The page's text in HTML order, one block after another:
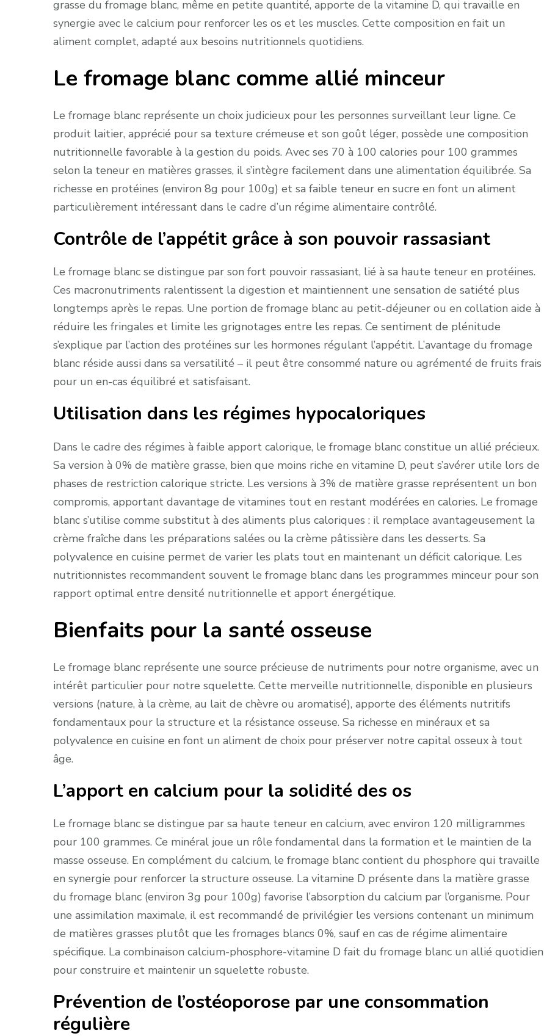
grasse du fromage blanc, même en petite quantité, apporte de la vitamine D, qui travaille en
synergie avec le calcium pour renforcer les os et les muscles. Cette composition en fait un
aliment complet, adapté aux besoins nutritionnels quotidiens.
Le fromage blanc comme allié minceur
Le fromage blanc représente un choix judicieux pour les personnes surveillant leur ligne. Ce
produit laitier, apprécié pour sa texture crémeuse et son goût léger, possède une composition
nutritionnelle favorable à la gestion du poids. Avec ses 70 à 100 calories pour 100 grammes
selon la teneur en matières grasses, il s’intègre facilement dans une alimentation équilibrée. Sa
richesse en protéines (environ 8g pour 100g) et sa faible teneur en sucre en font un aliment
particulièrement intéressant dans le cadre d’un régime alimentaire contrôlé.
Contrôle de l’appétit grâce à son pouvoir rassasiant
Le fromage blanc se distingue par son fort pouvoir rassasiant, lié à sa haute teneur en protéines.
Ces macronutriments ralentissent la digestion et maintiennent une sensation de satiété plus
longtemps après le repas. Une portion de fromage blanc au petit-déjeuner ou en collation aide à
réduire les fringales et limite les grignotages entre les repas. Ce sentiment de plénitude
s’explique par l’action des protéines sur les hormones régulant l’appétit. L’avantage du fromage
blanc réside aussi dans sa versatilité – il peut être consommé nature ou agrémenté de fruits frais
pour un en-cas équilibré et satisfaisant.
Utilisation dans les régimes hypocaloriques
Dans le cadre des régimes à faible apport calorique, le fromage blanc constitue un allié précieux.
Sa version à 0% de matière grasse, bien que moins riche en vitamine D, peut s’avérer utile lors de
phases de restriction calorique stricte. Les versions à 3% de matière grasse représentent un bon
compromis, apportant davantage de vitamines tout en restant modérées en calories. Le fromage
blanc s’utilise comme substitut à des aliments plus caloriques : il remplace avantageusement la
crème fraîche dans les préparations salées ou la crème pâtissière dans les desserts. Sa
polyvalence en cuisine permet de varier les plats tout en maintenant un déficit calorique. Les
nutritionnistes recommandent souvent le fromage blanc dans les programmes minceur pour son
rapport optimal entre densité nutritionnelle et apport énergétique.
Bienfaits pour la santé osseuse
Le fromage blanc représente une source précieuse de nutriments pour notre organisme, avec un
intérêt particulier pour notre squelette. Cette merveille nutritionnelle, disponible en plusieurs
versions (nature, à la crème, au lait de chèvre ou aromatisé), apporte des éléments nutritifs
fondamentaux pour la structure et la résistance osseuse. Sa richesse en minéraux et sa
polyvalence en cuisine en font un aliment de choix pour préserver notre capital osseux à tout
âge.
L’apport en calcium pour la solidité des os
Le fromage blanc se distingue par sa haute teneur en calcium, avec environ 120 milligrammes
pour 100 grammes. Ce minéral joue un rôle fondamental dans la formation et le maintien de la
masse osseuse. En complément du calcium, le fromage blanc contient du phosphore qui travaille
en synergie pour renforcer la structure osseuse. La vitamine D présente dans la matière grasse
du fromage blanc (environ 3g pour 100g) favorise l’absorption du calcium par l’organisme. Pour
une assimilation maximale, il est recommandé de privilégier les versions contenant un minimum
de matières grasses plutôt que les fromages blancs 0%, sauf en cas de régime alimentaire
spécifique. La combinaison calcium-phosphore-vitamine D fait du fromage blanc un allié quotidien
pour construire et maintenir un squelette robuste.
Prévention de l’ostéoporose par une consommation
régulière